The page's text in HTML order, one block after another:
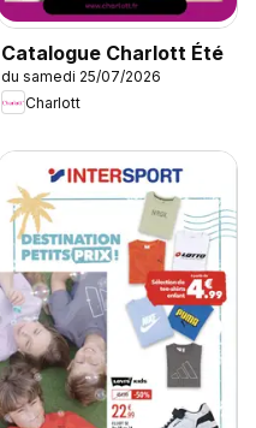
Catalogue Charlott Été
du samedi 25/07/2026
Charlott